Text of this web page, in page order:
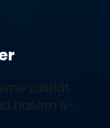
zasílat
našem e-